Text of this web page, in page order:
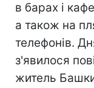
в барах і
а також на
телефонів.
з'явилося
житель